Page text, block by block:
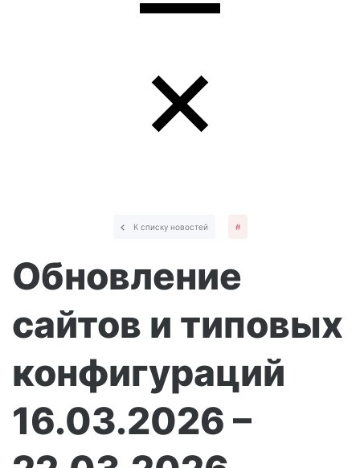
К списку новостей #
Обновление
сайтов и типовых
конфигураций
16.03.2026 –